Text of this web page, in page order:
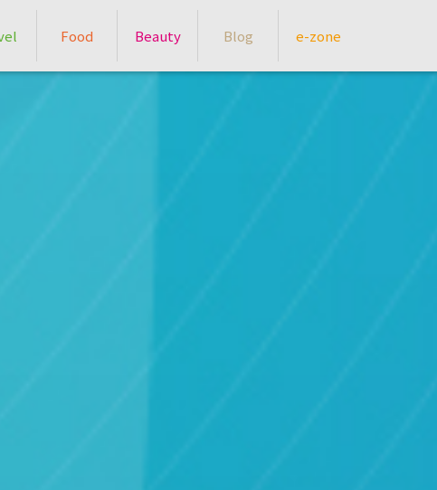
Food Beauty Blog e-zone